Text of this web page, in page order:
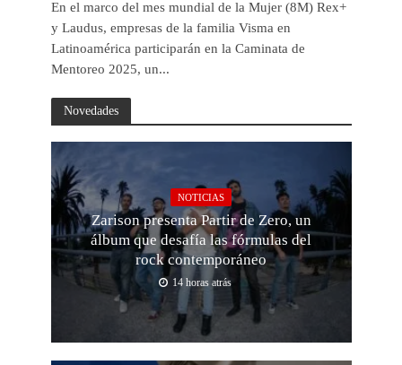
En el marco del mes mundial de la Mujer (8M) Rex+
y Laudus, empresas de la familia Visma en
Latinoamérica participarán en la Caminata de
Mentoreo 2025, un...
Novedades
NOTICIAS
Zarison presenta Partir de Zero, un
álbum que desafía las fórmulas del
rock contemporáneo
14 horas atrás